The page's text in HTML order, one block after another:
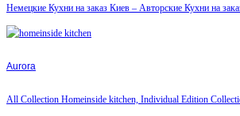
Немецкие Кухни на заказ Киев – Авторские Кухни на
Aurora
All Collection Homeinside kitchen, Individual Edition